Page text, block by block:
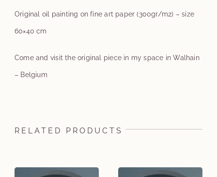
Original oil painting on fine art paper (300gr/m2) – size
60×40 cm
Come and visit the original piece in my space in Walhain
– Belgium
RELATED PRODUCTS